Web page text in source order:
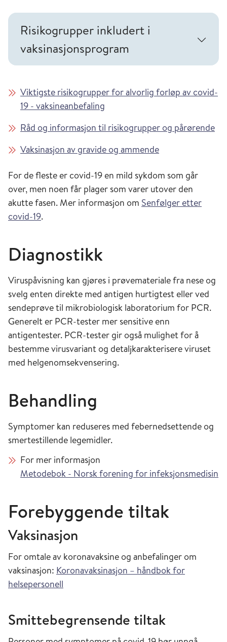
Risikogrupper inkludert i
vaksinasjonsprogram
Viktigste risikogrupper for alvorlig forløp av covid-
19 - vaksineanbefaling
Råd og informasjon til risikogrupper og pårørende
Vaksinasjon av gravide og ammende
For de fleste er covid-19 en mild sykdom som går
over, men noen får plager som varer utover den
akutte fasen. Mer informasjon om Senfølger etter
covid-19.
Diagnostikk
Viruspåvisning kan gjøres i prøvemateriale fra nese og
svelg enten direkte med antigen hurtigtest eller ved
sendeprøve til mikrobiologisk laboratorium for PCR.
Generelt er PCR-tester mer sensitive enn
antigentester. PCR-tester gir også mulighet for å
bestemme virusvariant og detaljkarakterisere viruset
med helgenomsekvensering.
Behandling
Symptomer kan reduseres med febernedsettende og
smertestillende legemidler.
For mer informasjon
Metodebok - Norsk forening for infeksjonsmedisin
Forebyggende tiltak
Vaksinasjon
For omtale av koronavaksine og anbefalinger om
vaksinasjon: Koronavaksinasjon – håndbok for
helsepersonell
Smittebegrensende tiltak